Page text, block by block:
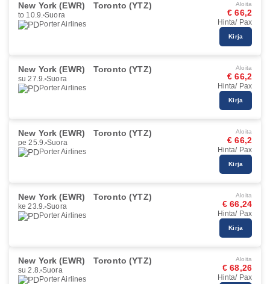
New York (EWR) Toronto (YTZ)
to 10.9. Suora
Porter Airlines
Aloita
€ 66,2
Hinta/ Pax
Kirja
New York (EWR) Toronto (YTZ)
su 27.9. Suora
Porter Airlines
Aloita
€ 66,2
Hinta/ Pax
Kirja
New York (EWR) Toronto (YTZ)
pe 25.9. Suora
Porter Airlines
Aloita
€ 66,2
Hinta/ Pax
Kirja
New York (EWR) Toronto (YTZ)
ke 23.9. Suora
Porter Airlines
Aloita
€ 66,24
Hinta/ Pax
Kirja
New York (EWR) Toronto (YTZ)
su 2.8. Suora
Porter Airlines
Aloita
€ 68,26
Hinta/ Pax